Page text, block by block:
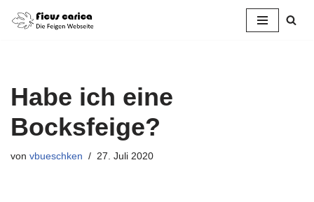
Habe ich eine
Bocksfeige?
von vbueschken 27. Juli 2020